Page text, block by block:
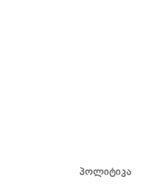
პოლიტიკა